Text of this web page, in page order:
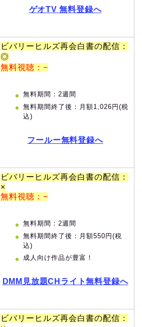
ゲオTV 無料登録へ
ビバリーヒルズ再会白書の配信：
◎
無料視聴：−
無料期間：2週間
無料期間終了後：月額1,026円(税
込)
フールー無料登録へ
ビバリーヒルズ再会白書の配信：
×
無料視聴：−
無料期間：2週間
無料期間終了後：月額550円(税
込)
成人向け作品が豊富！
DMM見放題CHライト無料登録へ
ビバリーヒルズ再会白書の配信：